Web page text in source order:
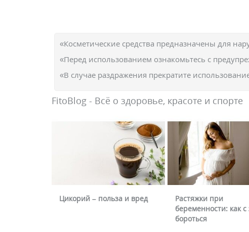
«Косметические средства предназначены для
«Перед использованием ознакомьтесь с
«В случае раздражения прекратите
FitoBlog - Всё о здоровье, красоте и спорте
Цикорий – польза и вред
Растяжки при
беременности: как с
бороться